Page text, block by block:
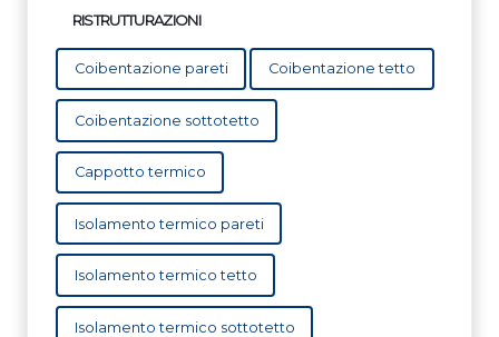
RISTRUTTURAZIONI
Coibentazione pareti Coibentazione tetto
Coibentazione sottotetto
Cappotto termico
Isolamento termico pareti
Isolamento termico tetto
Isolamento termico sottotetto